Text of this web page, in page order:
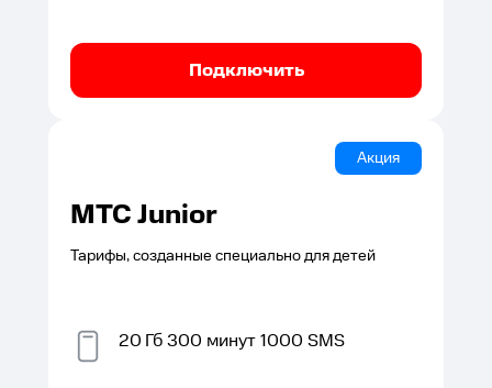
Подключить
Акция
МТС Junior
Тарифы, созданные специально для детей
20 Гб300 минут1000 SMS